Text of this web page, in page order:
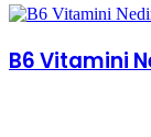
B6 Vitamini